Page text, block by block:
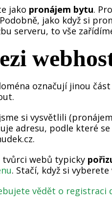
jako pronájem bytu.
jako když si
serveru, to vše
označují jinou
si vysvětlili
adresu, podle které
webů typicky
. Stačí, když si
vědět o registraci